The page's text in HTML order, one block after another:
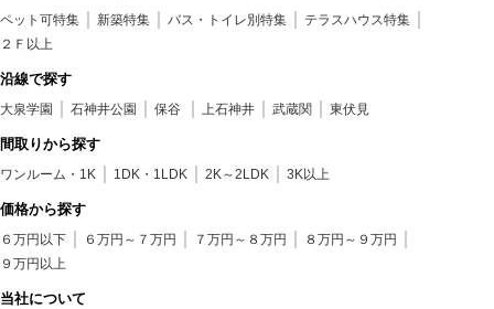
ペット可特集 新築特集 バス・トイレ別特集
テラスハウス特集
２Ｆ以上
沿線で探す
大泉学園 石神井公園 保谷 上石神井 武蔵関 東伏見
間取りから探す
ワンルーム・1K 1DK・1LDK 2K～2LDK 3K以上
価格から探す
６万円以下 ６万円～７万円 ７万円～８万円
８万円～９万円
９万円以上
当社について